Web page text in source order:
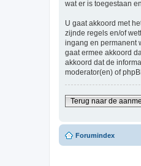
wat er is toegestaan
U gaat akkoord met
zijnde regels en/of
ingang en permanent
gaat ermee akkoord
akkoord dat de
moderator(en) of
Terug naar de
Forumindex